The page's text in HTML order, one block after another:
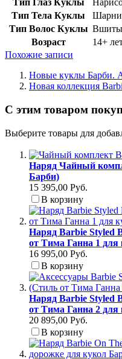
Тип Тела Куклы
Тип Волос Куклы
Возраст
14+
Похожие записи
Новые куклы Барби.
Новая коллекция
С этим товаром
Выберите товары для
Наряд Чайный
Барби)
15 395,00 Руб.
В корзину
Наряд Barbie Styled
от Тима Ганна 1 для
16 995,00 Руб.
В корзину
Наряд Barbie Styled
от Тима Ганна 2 для
20 895,00 Руб.
В корзину